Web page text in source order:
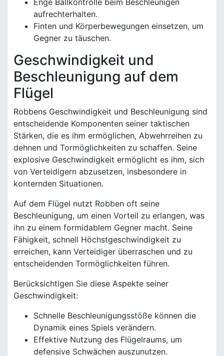
aufrechterhalten.
Finten und Körperbewegungen einsetzen, um
Gegner zu täuschen.
Geschwindigkeit und
Beschleunigung auf dem
Flügel
Robbens Geschwindigkeit und Beschleunigung sind
entscheidende Komponenten seiner taktischen
Stärken, die es ihm ermöglichen, Abwehrreihen zu
dehnen und Tormöglichkeiten zu schaffen. Seine
explosive Geschwindigkeit ermöglicht es ihm, sich
von Verteidigern abzusetzen, insbesondere in
konternden Situationen.
Auf dem Flügel nutzt Robben oft seine
Beschleunigung, um einen Vorteil zu erlangen, was
ihn zu einem formidablem Gegner macht. Seine
Fähigkeit, schnell Höchstgeschwindigkeit zu
erreichen, kann Verteidiger überraschen und zu
entscheidenden Tormöglichkeiten führen.
Berücksichtigen Sie diese Aspekte seiner
Geschwindigkeit:
Schnelle Beschleunigungsstöße können die
Dynamik eines Spiels verändern.
Effektive Nutzung des Flügelraums, um
defensive Schwächen auszunutzen.